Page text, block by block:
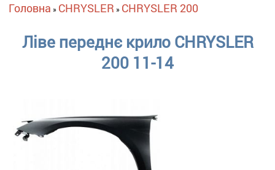
Ви є тут
Головна » CHRYSLER » CHRYSLER 200
Ліве переднє крило CHRYSLER
200 11-14